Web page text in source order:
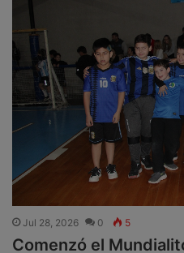
Jul 28, 2026 0 5
Comenzó el